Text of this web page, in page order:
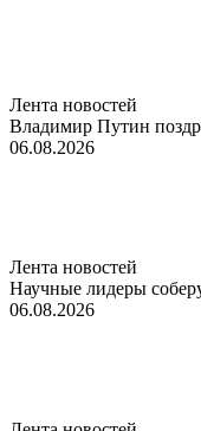
Лента новостей
Владимир Путин
06.08.2026
Лента новостей
Научные лидеры
06.08.2026